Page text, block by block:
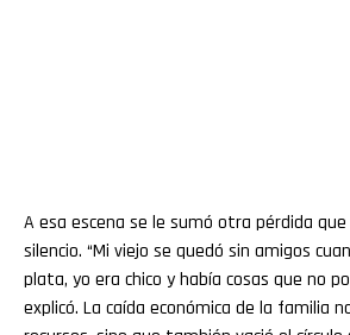
A esa escena se le sumó otra pérdida que
silencio. “Mi viejo se quedó sin amigos
plata, yo era chico y había cosas que no
explicó. La caída económica de la familia